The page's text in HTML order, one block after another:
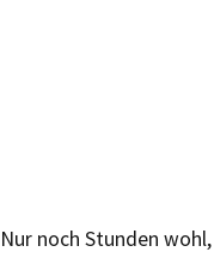
Nur noch Stunden